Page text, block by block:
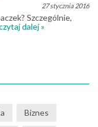
27 stycznia 2016
Szczególnie,
dalej »
Biznes